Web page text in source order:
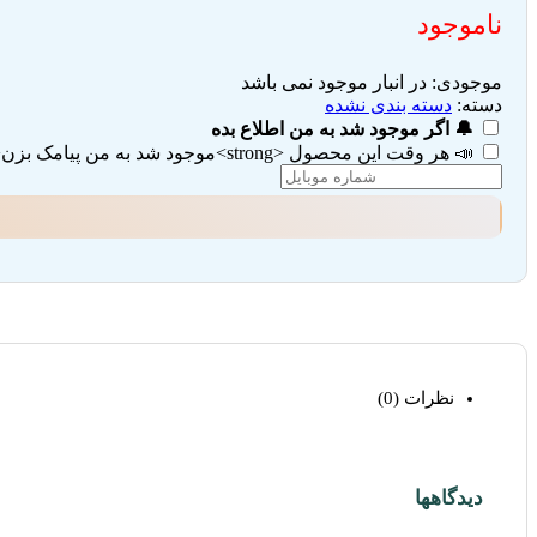
ناموجود
موجودی: در انبار موجود نمی باشد
دسته: دسته بندی نشده
🔔 اگر موجود شد به من اطلاع بده
📣 هر وقت این محصول <strong>موجود شد به من پیامک بزن</strong> (تیک هر دو گزینه را بزنید)
نظرات (0)
دیدگاهها